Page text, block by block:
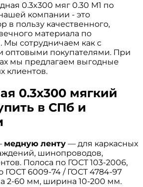
0.3x300 мяг 0.30 М1 по
компании - это
в пользу качественного,
материала по
сотрудничаем как с
оптовыми покупателями. При
мы предлагаем выгодные
клиентов.
0.3x300 мягкий
в СПб и
медную ленту — для каркасных
шинопроводов,
Полоса по ГОСТ 103-2006,
6009-74 / ГОСТ 4784-97
2-60 мм, ширина 10-200 мм.